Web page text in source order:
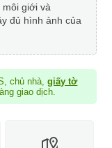
giới và
đủ hình ảnh của
chủ nhà,giấy tờ
giao dịch.